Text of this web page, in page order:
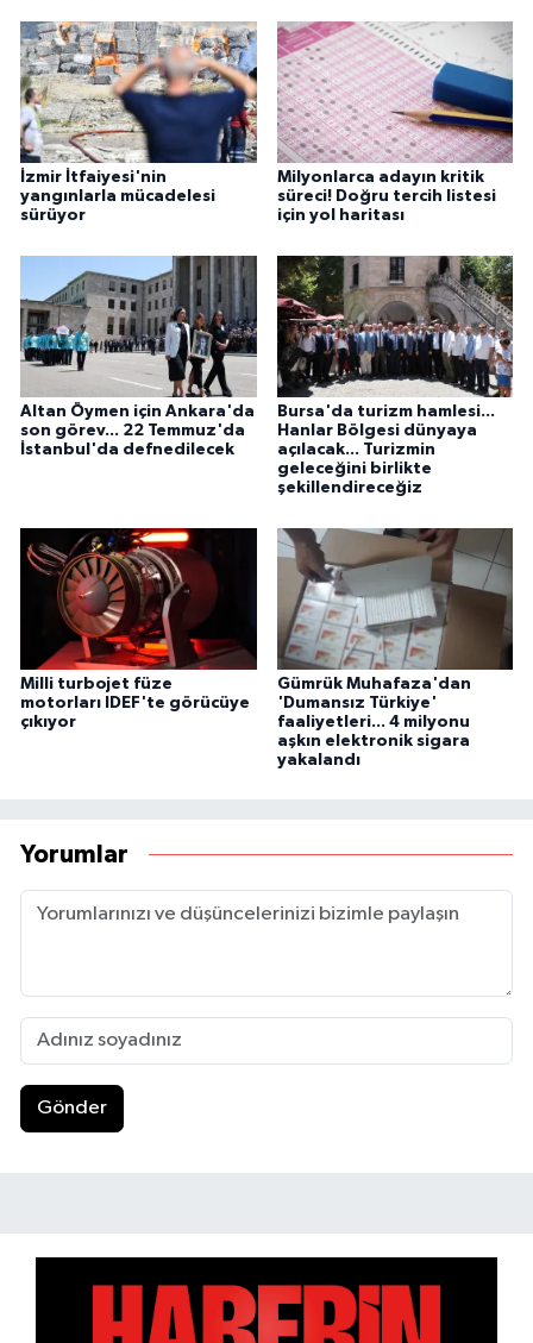
İzmir İtfaiyesi'nin
yangınlarla mücadelesi
sürüyor
Milyonlarca adayın kritik
süreci! Doğru tercih listesi
için yol haritası
Altan Öymen için Ankara'da
son görev... 22 Temmuz'da
İstanbul'da defnedilecek
Bursa'da turizm hamlesi...
Hanlar Bölgesi dünyaya
açılacak... Turizmin
geleceğini birlikte
şekillendireceğiz
Milli turbojet füze
motorları IDEF'te görücüye
çıkıyor
Gümrük Muhafaza'dan
'Dumansız Türkiye'
faaliyetleri... 4 milyonu
aşkın elektronik sigara
yakalandı
Yorumlar
Gönder